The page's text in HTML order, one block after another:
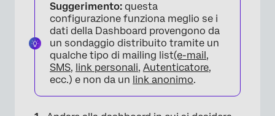
Suggerimento: questa
configurazione funziona meglio se i
dati della Dashboard provengono da
un sondaggio distribuito tramite un
qualche tipo di mailing list(e-mail,
SMS, link personali, Autenticatore,
ecc.) e non da un link anonimo.